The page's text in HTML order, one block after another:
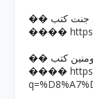
جنت کتب
����
کتب
����